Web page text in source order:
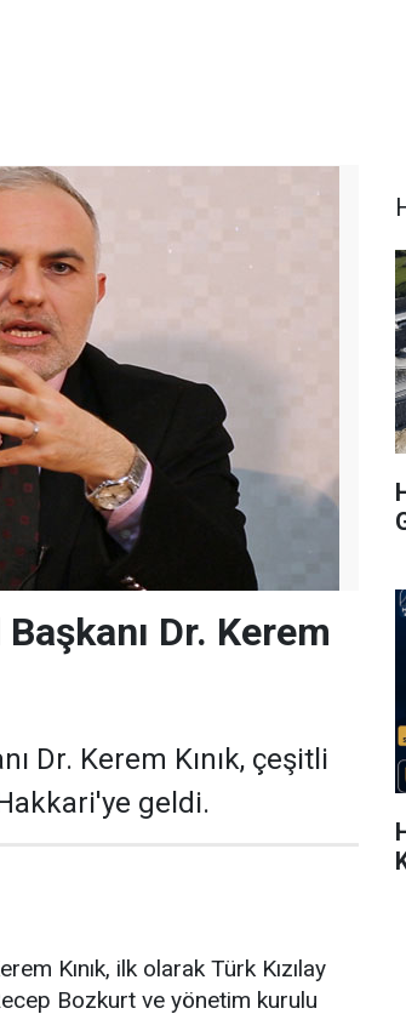
Başkanı Dr. Kerem
Dr. Kerem Kınık, çeşitli
geldi.
Kınık, ilk olarak Türk Kızılay
Bozkurt ve yönetim kurulu